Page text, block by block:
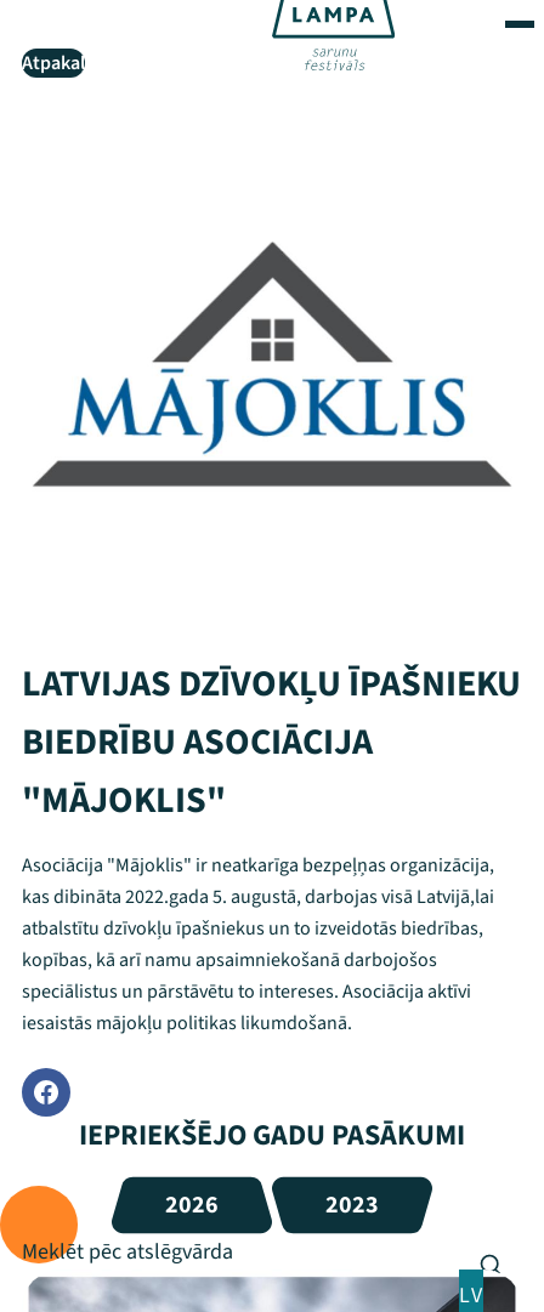
Atpakaļ
LATVIJAS DZĪVOKĻU ĪPAŠNIEKU
BIEDRĪBU ASOCIĀCIJA
"MĀJOKLIS"
Asociācija "Mājoklis" ir neatkarīga bezpeļņas organizācija,
kas dibināta 2022.gada 5. augustā, darbojas visā Latvijā,lai
atbalstītu dzīvokļu īpašniekus un to izveidotās biedrības,
kopības, kā arī namu apsaimniekošanā darbojošos
speciālistus un pārstāvētu to intereses. Asociācija aktīvi
iesaistās mājokļu politikas likumdošanā.
IEPRIEKŠĒJO GADU PASĀKUMI
2026 2023
LV